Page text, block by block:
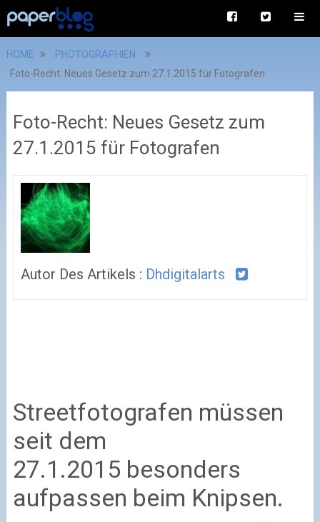
HOME
PHOTOGRAPHIEN
Foto-Recht: Neues Gesetz zum 27.1.2015 für Fotografen
Foto-Recht: Neues Gesetz zum
27.1.2015 für Fotografen
Autor Des Artikels : Dhdigitalarts
Streetfotografen müssen
seit dem
27.1.2015 besonders
aufpassen beim Knipsen.